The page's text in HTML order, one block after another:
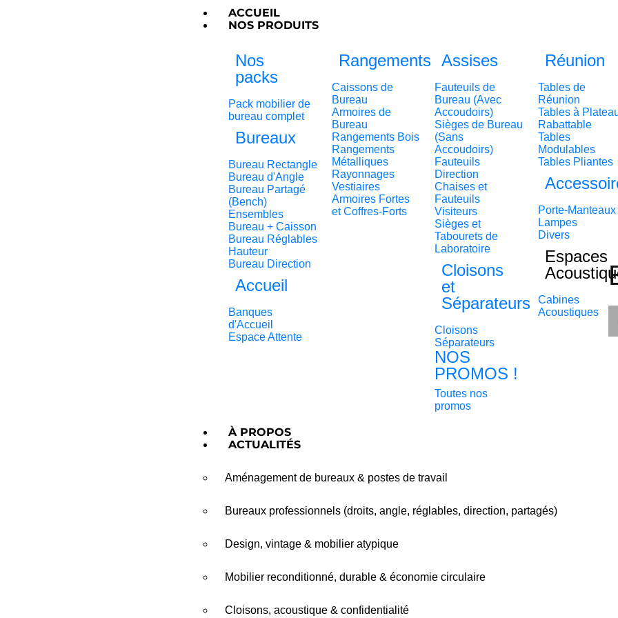
ACCUEIL
NOS PRODUITS
Nos
packs
Pack mobilier de
bureau complet
Bureaux
Bureau Rectangle
Bureau d'Angle
Bureau Partagé
(Bench)
Ensembles
Bureau + Caisson
Bureau Réglables
Hauteur
Bureau Direction
Accueil
Banques
d'Accueil
Espace Attente
Rangements
Caissons de
Bureau
Armoires de
Bureau
Rangements Bois
Rangements
Métalliques
Rayonnages
Vestiaires
Armoires Fortes
et Coffres-Forts
Assises
Fauteuils de
Bureau (Avec
Accoudoirs)
Sièges de Bureau
(Sans
Accoudoirs)
Fauteuils
Direction
Chaises et
Fauteuils
Visiteurs
Sièges et
Tabourets de
Laboratoire
Cloisons
et
Séparateurs
Cloisons
Séparateurs
NOS
PROMOS !
Toutes nos
promos
Réunion
Tables de
Réunion
Tables à
Rabattable
Tables
Modulables
Tables Pliantes
Porte-Manteaux
Lampes
Divers
Espaces
Cabines
Acoustiques
À PROPOS
ACTUALITÉS
Aménagement de bureaux & postes de travail
Bureaux professionnels (droits, angle, réglables, direction, partagés)
Design, vintage & mobilier atypique
Mobilier reconditionné, durable & économie circulaire
Cloisons, acoustique & confidentialité